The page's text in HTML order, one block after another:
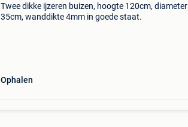
Twee dikke ijzeren buizen, hoogte 120cm, diameter
35cm, wanddikte 4mm in goede staat.
Ophalen